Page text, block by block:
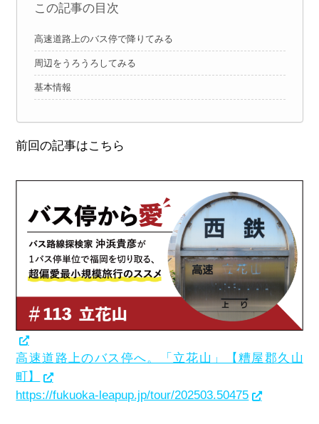
この記事の目次
高速道路上のバス停で降りてみる
周辺をうろうろしてみる
基本情報
前回の記事はこちら
高速道路上のバス停へ。「立花山」【糟屋郡久山
町】
https://fukuoka-leapup.jp/tour/202503.50475